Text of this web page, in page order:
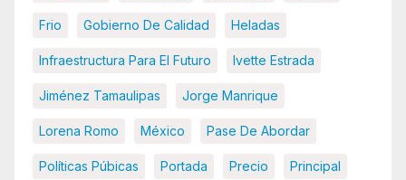
Frio Gobierno De Calidad Heladas
Infraestructura Para El Futuro Ivette Estrada
Jiménez Tamaulipas Jorge Manrique
Lorena Romo México Pase De Abordar
Políticas Púbicas Portada Precio Principal